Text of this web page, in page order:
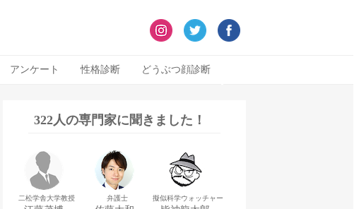
アンケート 性格診断 どうぶつ顔診断
322人の専門家に聞きました！
二松学舎大学教授 弁護士 擬似科学ウォッチャー